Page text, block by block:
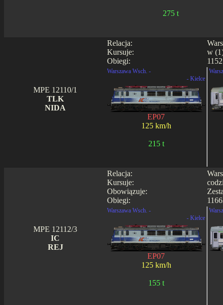
275 t
Relacja:
Kursuje:
Obiegi:
w
MPE 12110/1
TLK
NIDA
Warszawa Wsch. -
- Kielce
EP07
125 km/h
215 t
Relacja:
Kursuje:
Obowiązuje:
Obiegi:
MPE 12112/3
IC
REJ
Warszawa Wsch. -
- Kielce
EP07
125 km/h
155 t